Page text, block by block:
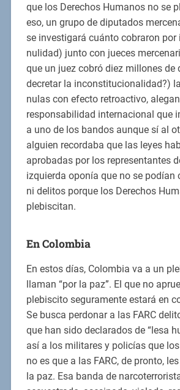
que los Derechos Humanos no se
eso, un grupo de diputados
se investigará cuánto cobraron por
nulidad) junto con jueces
que un juez cobró diez millones de
decretar la inconstitucionalidad?)
nulas con efecto retroactivo,
responsabilidad internacional que
a uno de los bandos aunque sí al
alguien recordaba que las leyes
aprobadas por los representantes
izquierda oponía que no se podían
ni delitos porque los Derechos
plebiscitan.
En Colombia
En estos días, Colombia va a un
llaman “por la paz”. El que no
plebiscito seguramente estará en
Se busca perdonar a las FARC
que han sido declarados de “lesa
así a los militares y policías que
no es que a las FARC, de pronto,
la paz. Esa banda de